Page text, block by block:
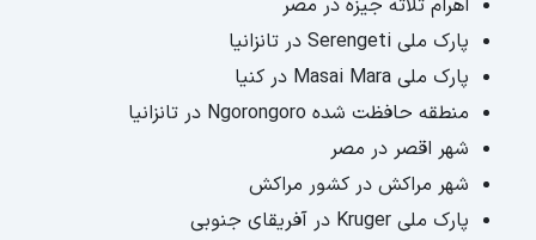
اهرام ثلاثه جیزه در مصر
پارک ملی Serengeti در تانزانیا
پارک ملی Masai Mara در کنیا
منطقه حافظت شده Ngorongoro در تانزانیا
شهر اقصر در مصر
شهر مراکش در کشور مراکش
پارک ملی Kruger در آفریقای جنوبی